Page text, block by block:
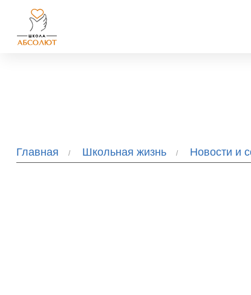
Главная Школьная жизнь Новости и